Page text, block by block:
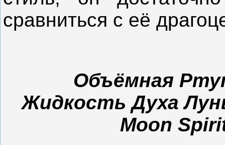
сравниться с её
Объёмная
Жидкость Духа
Moon